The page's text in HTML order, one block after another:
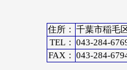
住所： 千葉市稲毛
TEL： 043-284-
FAX： 043-284-